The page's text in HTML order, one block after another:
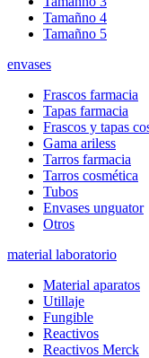
Tamañno 4
Tamañno 5
envases
Frascos farmacia
Tapas farmacia
Frascos y tapas
Gama ariless
Tarros farmacia
Tarros cosmética
Tubos
Envases unguator
Otros
material laboratorio
Material aparatos
Utillaje
Fungible
Reactivos
Reactivos Merck